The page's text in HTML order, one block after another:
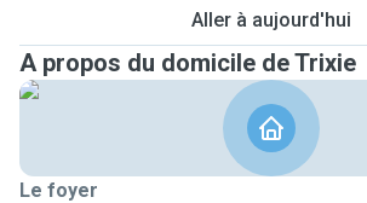
Aller à aujourd'hui
A propos du domicile de Trixie
Le foyer